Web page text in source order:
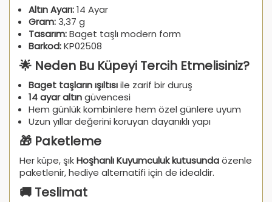
Altın Ayarı:14 Ayar
Gram:3,37 g
Tasarım:Baget taşlı modern form
Barkod:KP02508
🌟 Neden Bu Küpeyi Tercih Etmelisiniz?
Baget taşların ışıltısıile zarif bir duruş
14 ayar altıngüvencesi
Hem günlük kombinlere hem özel günlere uyum
Uzun yıllar değerini koruyan dayanıklı yapı
🎁 Paketleme
Her küpe, şıkHoşhanlı Kuyumculuk kutusundaözenle
paketlenir, hediye alternatifi için de idealdir.
🚚 Teslimat